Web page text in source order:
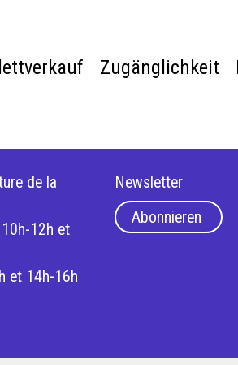
Zugänglichkeit
de la
12h et
et 14h-16h
Newsletter
Abonnieren